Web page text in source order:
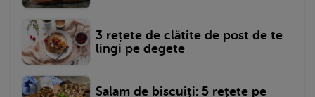
3 rețete de clătite de post de te
lingi pe degete
Salam de biscuiți: 5 rețete pe